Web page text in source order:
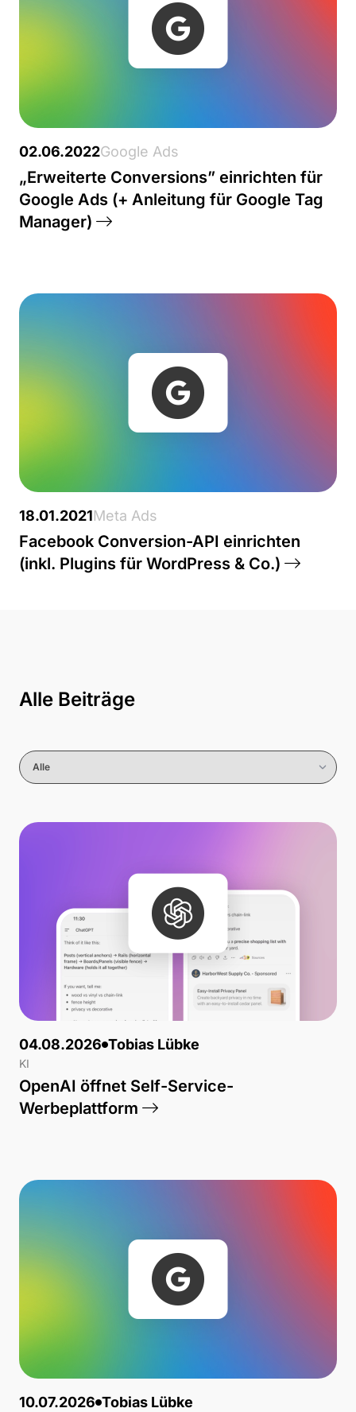
02.06.2022Google Ads
„Erweiterte Conversions” einrichten für
Google Ads (+ Anleitung für Google Tag
Manager)
18.01.2021Meta Ads
Facebook Conversion-API einrichten
(inkl. Plugins für WordPress & Co.)
Alle Beiträge
04.08.2026 Tobias Lübke
KI
OpenAI öffnet Self-Service-
Werbeplattform
10.07.2026 Tobias Lübke